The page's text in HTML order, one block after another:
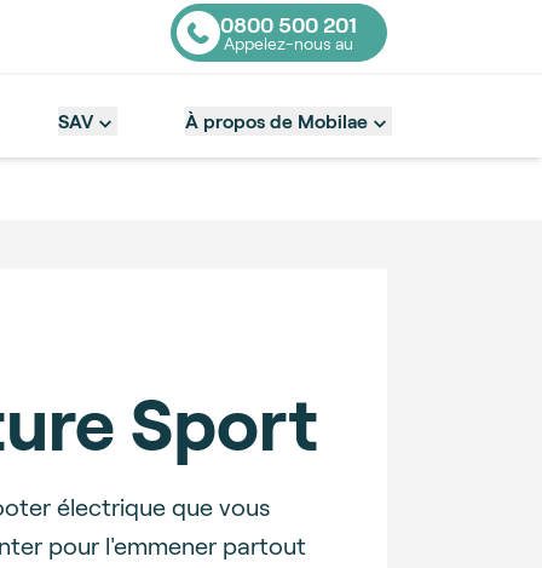
Contact number
0800 500 201
Appelez-nous au
SAV À propos de Mobilae
Sport
électrique que vous
pour l'emmener partout